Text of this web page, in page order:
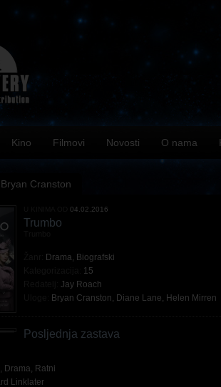
Kino Filmovi Novosti O nama
Cranston
04.02.2016
Trumbo
Drama, Biografski
15
Jay Roach
Bryan Cranston, Diane Lane, Helen Mirren
Posljednja zastava
, Drama, Ratni
Linklater